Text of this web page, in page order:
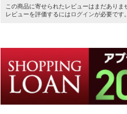
この商品に寄せられたレビューはまだありま
レビューを評価するには ログインが必要です